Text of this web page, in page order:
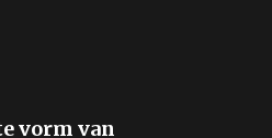
vorm van